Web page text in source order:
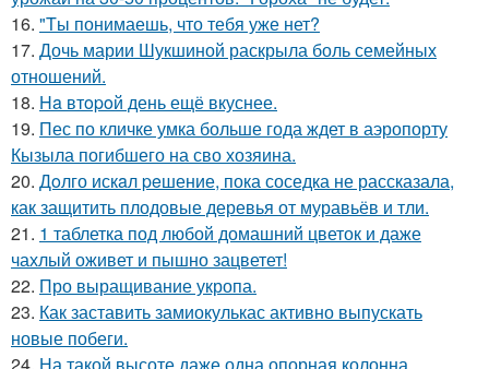
16. "Tы понимаешь, что тебя уже нет?
17. Дочь марии Шукшиной раскрыла боль семейных
отношений.
18. Ha втopoй день ещё вкуснее.
19. Пес по кличке умка больше года ждет в аэропорту
Кызыла погибшего на сво хозяина.
20. Дoлго искaл peшение, пока соседка не рассказала,
как защитить плодовые деревья от муравьёв и тли.
21. 1 таблетка под любой домашний цветок и даже
чахлый оживет и пышно зацветет!
22. Про выращивание укропа.
23. Как заставить замиокулькас активно выпускать
новые побеги.